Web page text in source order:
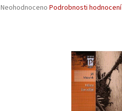
Průměrné
Neohodnoceno Podrobnosti hodnocení